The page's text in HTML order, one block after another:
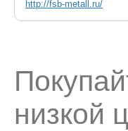
http://fsb-metall.ru/
низкой